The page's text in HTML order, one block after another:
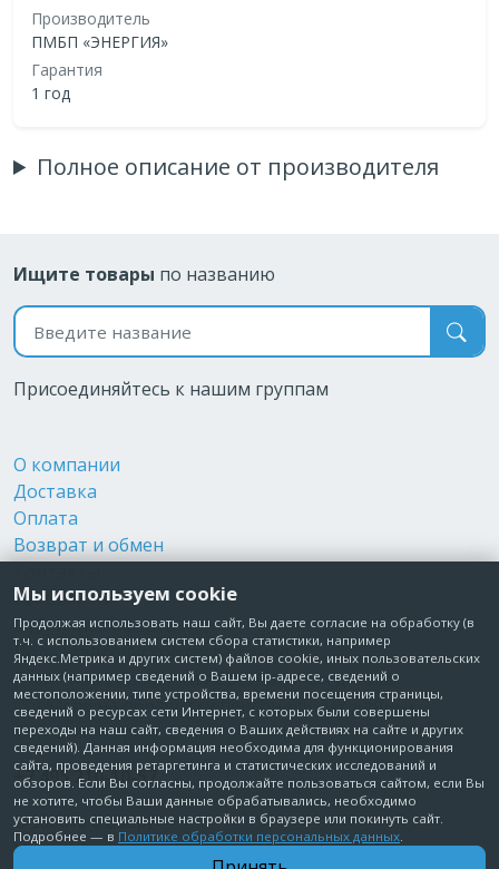
Производитель
ПМБП «ЭНЕРГИЯ»
Гарантия
1 год
Полное описание от производителя
Ищите товары по названию
Поиск по названию
Присоединяйтесь к нашим группам
О компании
Доставка
Оплата
Возврат и обмен
Реквизиты
Публичная оферта
Пользовательское соглашение
Политика обработки персональных данных
Согласие на обработку персональных данных
Согласие на рекламные рассылки
+7 495 210-10-57
© Забота о Вас.ру
Москва, Электродный проезд, д. 14 стр.1 офис 18
Мы используем cookie
Продолжая использовать наш сайт, Вы даете согласие на обработку (в
т.ч. с использованием систем сбора статистики, например
Яндекс.Метрика и других систем) файлов cookie, иных пользовательских
данных (например сведений о Вашем ip-адресе, сведений о
местоположении, типе устройства, времени посещения страницы,
сведений о ресурсах сети Интернет, с которых были совершены
переходы на наш сайт, сведения о Ваших действиях на сайте и других
сведений). Данная информация необходима для функционирования
сайта, проведения ретаргетинга и статистических исследований и
обзоров. Если Вы согласны, продолжайте пользоваться сайтом, если Вы
не хотите, чтобы Ваши данные обрабатывались, необходимо
установить специальные настройки в браузере или покинуть сайт.
Подробнее — в Политике обработки персональных данных.